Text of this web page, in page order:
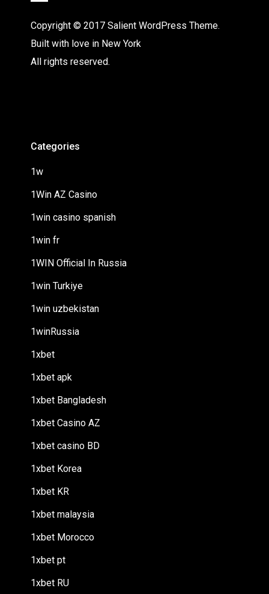
Copyright © 2017 Salient WordPress Theme.
Built with love in New York
All rights reserved.
Categories
1w
1Win AZ Casino
1win casino spanish
1win fr
1WIN Official In Russia
1win Turkiye
1win uzbekistan
1winRussia
1xbet
1xbet apk
1xbet Bangladesh
1xbet Casino AZ
1xbet casino BD
1xbet Korea
1xbet KR
1xbet malaysia
1xbet Morocco
1xbet pt
1xbet RU